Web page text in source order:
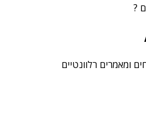
?
ומאמרים רלוונטיים